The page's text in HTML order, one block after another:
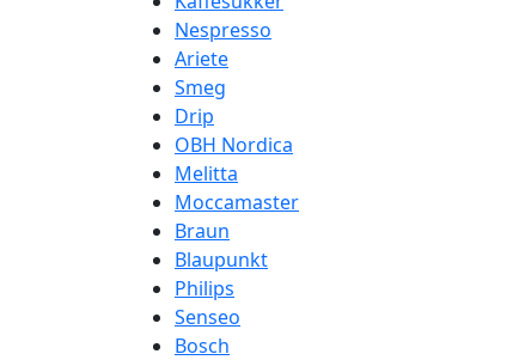
Nespresso
Ariete
Smeg
Drip
OBH Nordica
Melitta
Moccamaster
Braun
Blaupunkt
Philips
Senseo
Bosch